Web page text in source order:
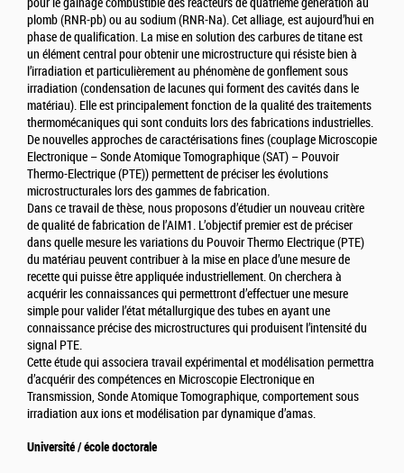
pour le gainage combustible des réacteurs de quatrième génération au
plomb (RNR-pb) ou au sodium (RNR-Na). Cet alliage, est aujourd’hui en
phase de qualification. La mise en solution des carbures de titane est
un élément central pour obtenir une microstructure qui résiste bien à
l’irradiation et particulièrement au phénomène de gonflement sous
irradiation (condensation de lacunes qui forment des cavités dans le
matériau). Elle est principalement fonction de la qualité des traitements
thermomécaniques qui sont conduits lors des fabrications industrielles.
De nouvelles approches de caractérisations fines (couplage Microscopie
Electronique – Sonde Atomique Tomographique (SAT) – Pouvoir
Thermo-Electrique (PTE)) permettent de préciser les évolutions
microstructurales lors des gammes de fabrication.
Dans ce travail de thèse, nous proposons d’étudier un nouveau critère
de qualité de fabrication de l’AIM1. L’objectif premier est de préciser
dans quelle mesure les variations du Pouvoir Thermo Electrique (PTE)
du matériau peuvent contribuer à la mise en place d’une mesure de
recette qui puisse être appliquée industriellement. On cherchera à
acquérir les connaissances qui permettront d’effectuer une mesure
simple pour valider l’état métallurgique des tubes en ayant une
connaissance précise des microstructures qui produisent l’intensité du
signal PTE.
Cette étude qui associera travail expérimental et modélisation permettra
d’acquérir des compétences en Microscopie Electronique en
Transmission, Sonde Atomique Tomographique, comportement sous
irradiation aux ions et modélisation par dynamique d’amas.
Université / école doctorale